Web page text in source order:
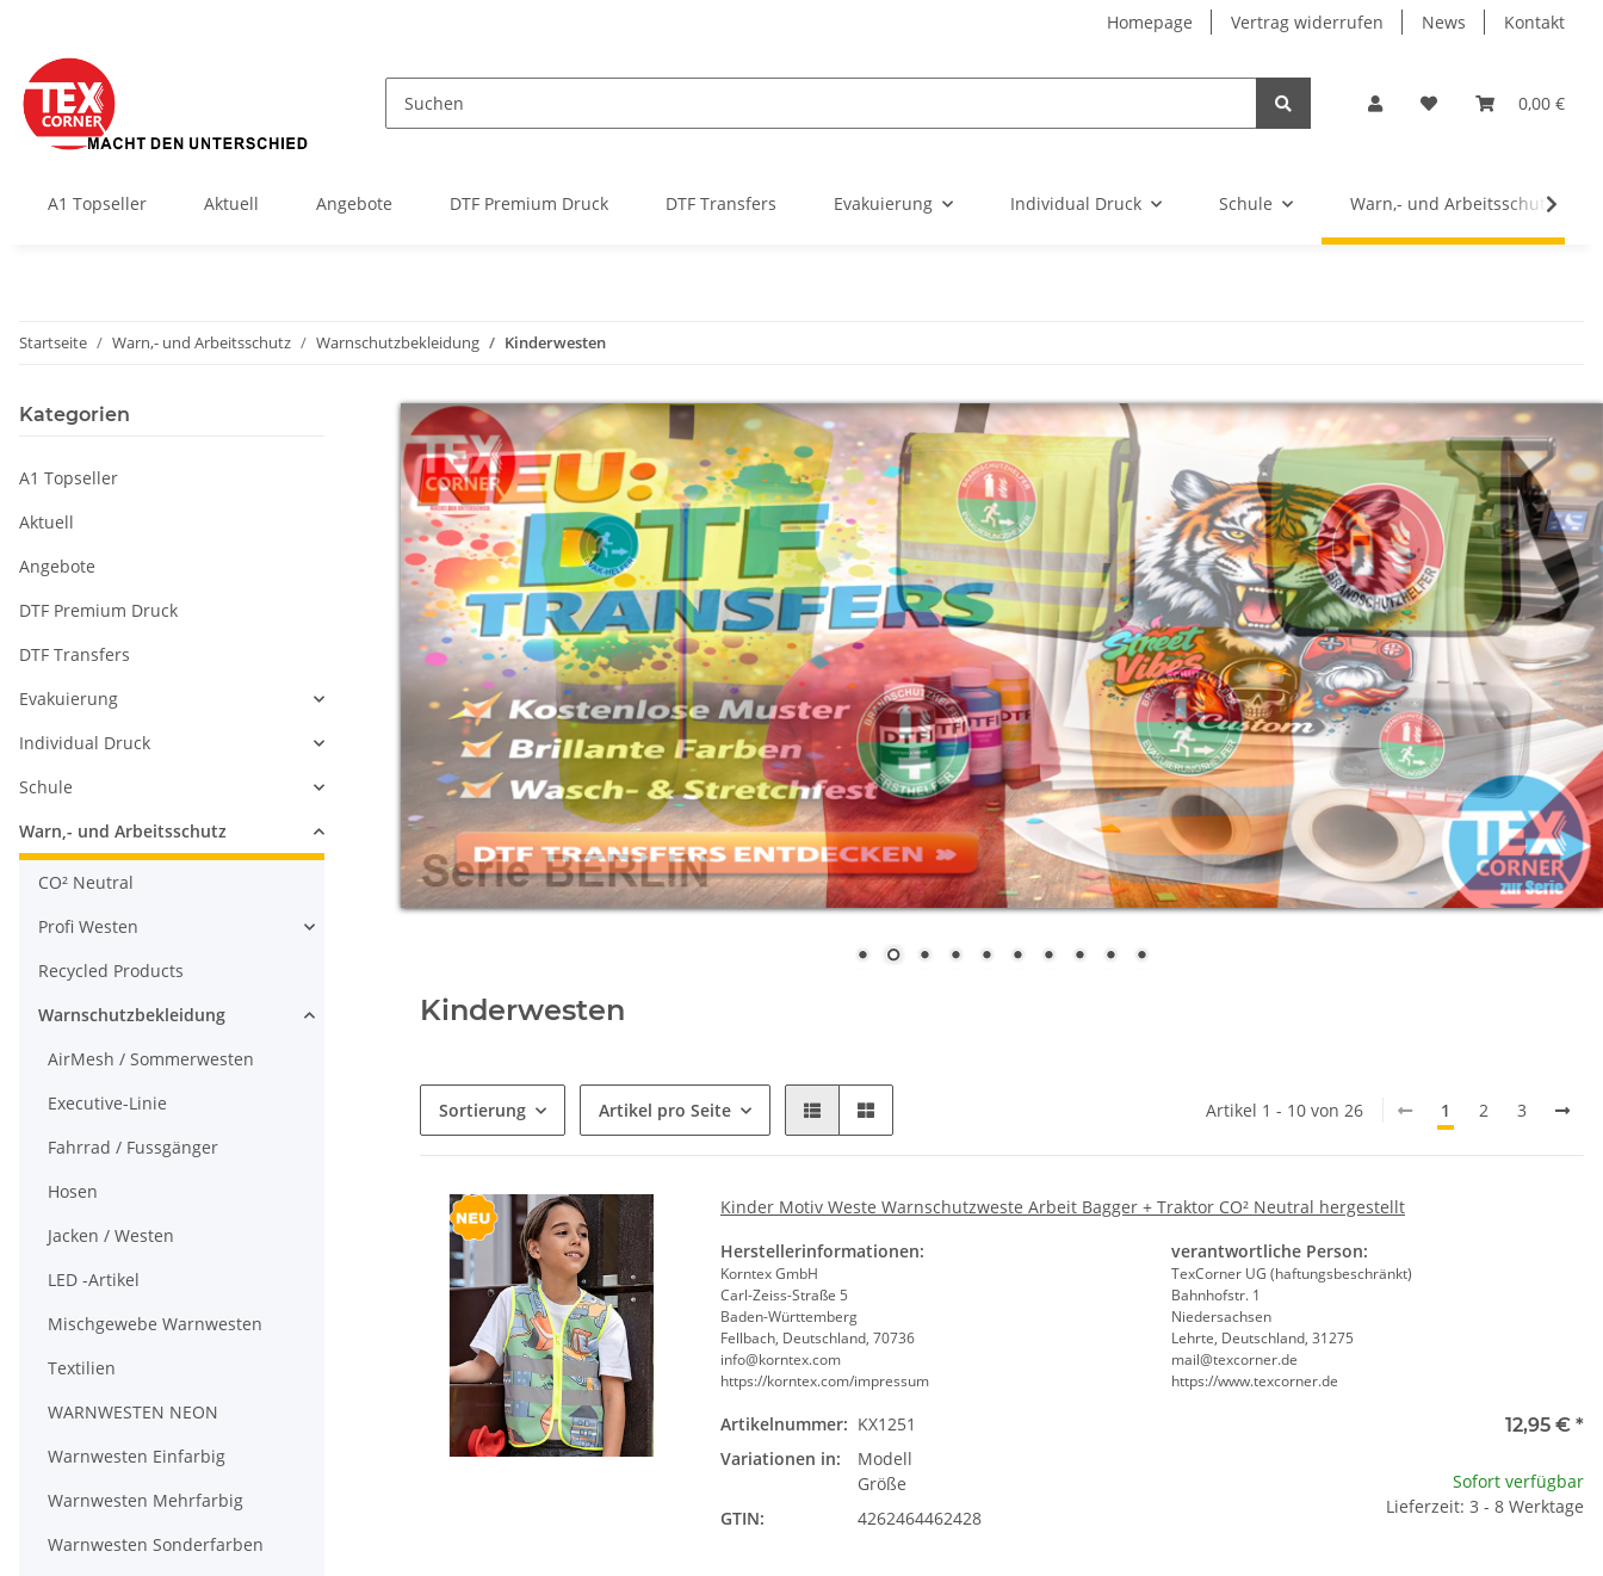
Homepage Vertrag widerrufen News Kontakt
0,00 €
A1 Topseller Aktuell Angebote DTF Premium Druck DTF Transfers Evakuierung Individual Druck Schule Warn,- und Arbeitsschutz
Startseite Warn,- und Arbeitsschutz Warnschutzbekleidung Kinderwesten
Kinderwesten
Sortierung Artikel pro Seite Artikel 1 - 10 von 26 1 2 3
Kinder Motiv Weste Warnschutzweste Arbeit Bagger + Traktor CO² Neutral hergestellt
Herstellerinformationen:
Korntex GmbH
Carl-Zeiss-Straße 5
Baden-Württemberg
Fellbach, Deutschland, 70736
info@korntex.com
https://korntex.com/impressum
verantwortliche Person:
TexCorner UG (haftungsbeschränkt)
Bahnhofstr. 1
Niedersachsen
Lehrte, Deutschland, 31275
mail@texcorner.de
https://www.texcorner.de
Artikelnummer: KX1251
Variationen in:
Modell
Größe
GTIN:
4262464462428
12,95 € *
Sofort verfügbar
Lieferzeit: 3 - 8 Werktage
Kategorien
A1 Topseller
Aktuell
Angebote
DTF Premium Druck
DTF Transfers
Evakuierung
Individual Druck
Schule
Warn,- und Arbeitsschutz
CO² Neutral
Profi Westen
Recycled Products
Warnschutzbekleidung
AirMesh / Sommerwesten
Executive-Linie
Fahrrad / Fussgänger
Hosen
Jacken / Westen
LED -Artikel
Mischgewebe Warnwesten
Textilien
WARNWESTEN NEON
Warnwesten Einfarbig
Warnwesten Mehrfarbig
Warnwesten Sonderfarben